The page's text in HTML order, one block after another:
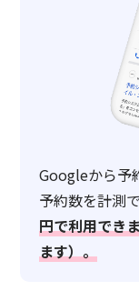
Googleから予
予約数を計測
円で利用でき
ます）。